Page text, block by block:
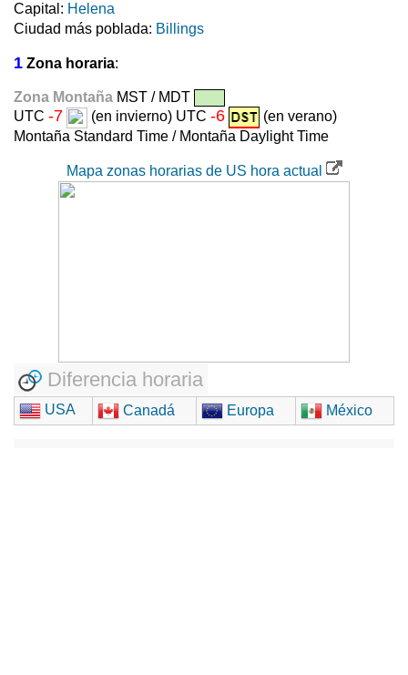
Capital: Helena
Ciudad más poblada: Billings
1 Zona horaria:
Zona Montaña MST / MDT
UTC -7 (en invierno) UTC -6
(en verano)
Montaña Standard Time / Montaña Daylight Time
Mapa zonas horarias de US hora actual
Diferencia horaria
USA Canadá Europa México